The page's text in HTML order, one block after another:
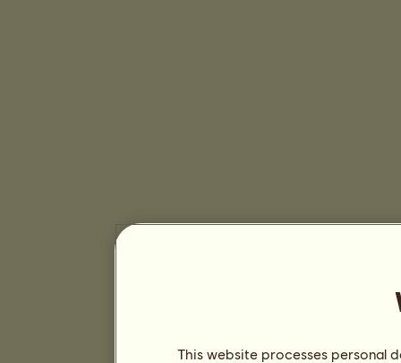
This website processes personal